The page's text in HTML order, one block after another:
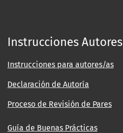
Instrucciones Autores
Instrucciones para autores/as
Declaración de Autoría
Proceso de Revisión de Pares
Guía de Buenas Prácticas